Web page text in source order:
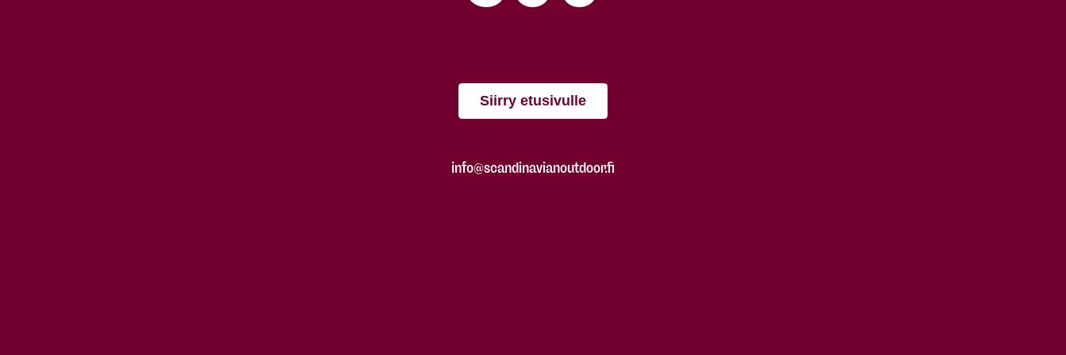
Siirry etusivulle
info@scandinavianoutdoor.fi